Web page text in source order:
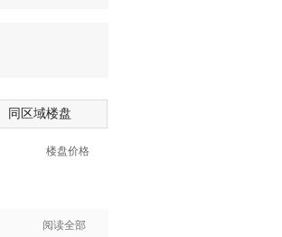
同区域楼盘
楼盘价格
阅读全部